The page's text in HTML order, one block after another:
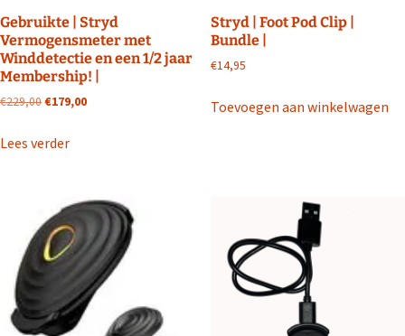
Gebruikte | Stryd
Vermogensmeter met
Winddetectie en een 1/2 jaar
Membership! |
€229,00Oorspronkelijke
was:
€179,00Huidige
Lees verder
Stryd | Foot Pod Clip |
Bundle |
€14,95
Toevoegen aan winkelwagen